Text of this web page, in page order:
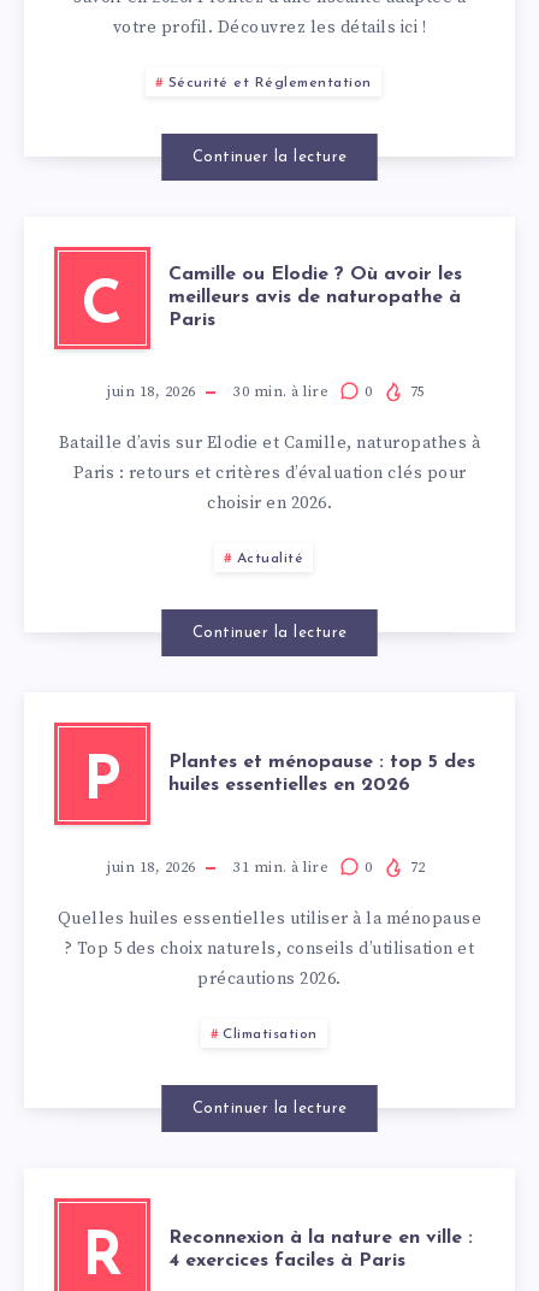
votre profil. Découvrez les détails ici !
Sécurité et Réglementation
Continuer la lecture
C
Camille ou Elodie ? Où avoir les
meilleurs avis de naturopathe à
Paris
juin 18, 2026 30 min. à lire 0 75
Bataille d’avis sur Elodie et Camille, naturopathes à
Paris : retours et critères d’évaluation clés pour
choisir en 2026.
Actualité
Continuer la lecture
P
Plantes et ménopause : top 5 des
huiles essentielles en 2026
juin 18, 2026 31 min. à lire 0 72
Quelles huiles essentielles utiliser à la ménopause
? Top 5 des choix naturels, conseils d’utilisation et
précautions 2026.
Climatisation
Continuer la lecture
R
Reconnexion à la nature en ville :
4 exercices faciles à Paris